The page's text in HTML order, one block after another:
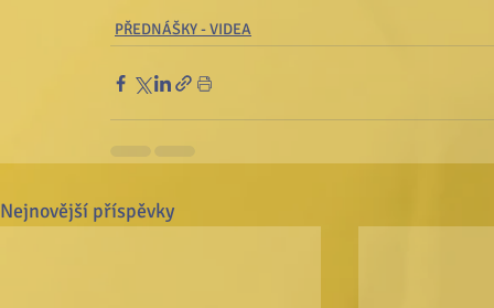
PŘEDNÁŠKY - VIDEA
Nejnovější příspěvky